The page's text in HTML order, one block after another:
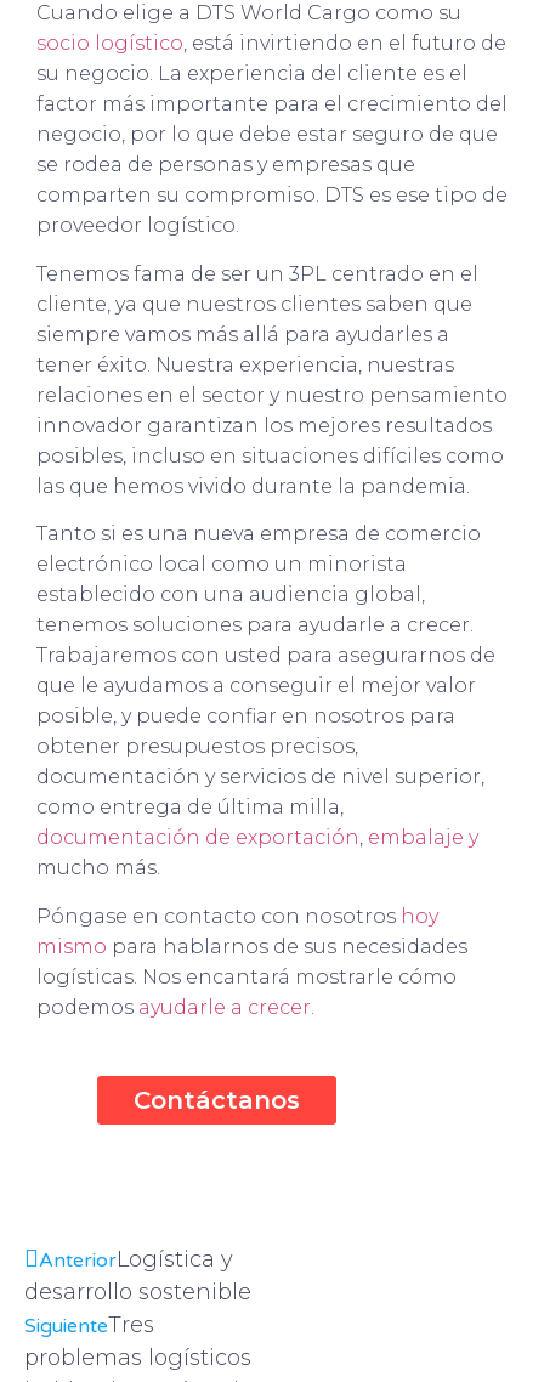
Cuando elige a DTS World Cargo como su
socio logístico, está invirtiendo en el futuro de
su negocio. La experiencia del cliente es el
factor más importante para el crecimiento del
negocio, por lo que debe estar seguro de que
se rodea de personas y empresas que
comparten su compromiso. DTS es ese tipo de
proveedor logístico.
Tenemos fama de ser un 3PL centrado en el
cliente, ya que nuestros clientes saben que
siempre vamos más allá para ayudarles a
tener éxito. Nuestra experiencia, nuestras
relaciones en el sector y nuestro pensamiento
innovador garantizan los mejores resultados
posibles, incluso en situaciones difíciles como
las que hemos vivido durante la pandemia.
Tanto si es una nueva empresa de comercio
electrónico local como un minorista
establecido con una audiencia global,
tenemos soluciones para ayudarle a crecer.
Trabajaremos con usted para asegurarnos de
que le ayudamos a conseguir el mejor valor
posible, y puede confiar en nosotros para
obtener presupuestos precisos,
documentación y servicios de nivel superior,
como entrega de última milla,
documentación de exportación, embalaje y
mucho más.
Póngase en contacto con nosotros hoy
mismo para hablarnos de sus necesidades
logísticas. Nos encantará mostrarle cómo
podemos ayudarle a crecer
Contáctanos
AnteriorLogística y
desarrollo sostenible
SiguienteTres
problemas logísticos